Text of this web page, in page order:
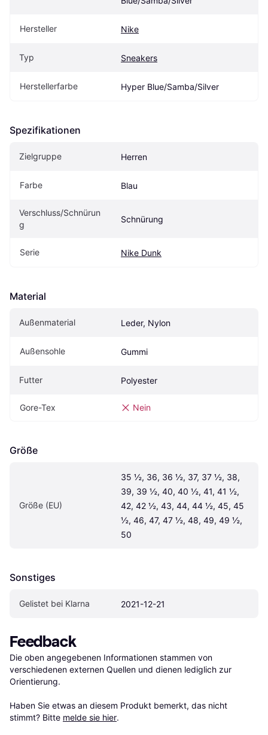
Hersteller Nike
Typ Sneakers
Herstellerfarbe Hyper Blue/Samba/Silver
Spezifikationen
Zielgruppe Herren
Farbe Blau
Verschluss/Schnürun
g
Schnürung
Serie Nike Dunk
Material
Außenmaterial Leder, Nylon
Außensohle Gummi
Futter Polyester
Gore-Tex Nein
Größe
Größe (EU)
35 ½, 36, 36 ½, 37, 37 ½, 38,
39, 39 ½, 40, 40 ½, 41, 41 ½,
42, 42 ½, 43, 44, 44 ½, 45, 45
½, 46, 47, 47 ½, 48, 49, 49 ½,
50
Sonstiges
Gelistet bei Klarna 2021-12-21
Feedback
Die oben angegebenen Informationen stammen von
verschiedenen externen Quellen und dienen lediglich zur
Orientierung.
Haben Sie etwas an diesem Produkt bemerkt, das nicht
stimmt? Bitte melde sie hier.